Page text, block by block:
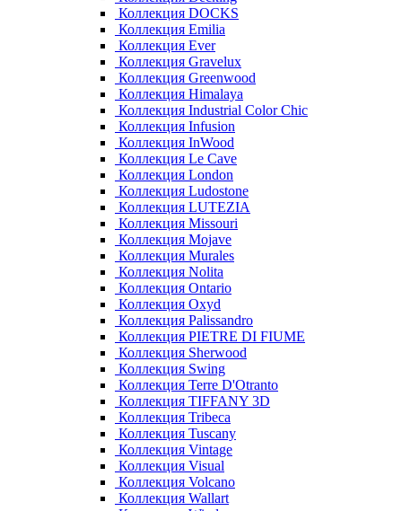
Коллекция DOCKS
Коллекция Emilia
Коллекция Ever
Коллекция Gravelux
Коллекция Greenwood
Коллекция Himalaya
Коллекция Industrial Color Chic
Коллекция Infusion
Коллекция InWood
Коллекция Le Cave
Коллекция London
Коллекция Ludostone
Коллекция LUTEZIA
Коллекция Missouri
Коллекция Mojave
Коллекция Murales
Коллекция Nolita
Коллекция Ontario
Коллекция Oxyd
Коллекция Palissandro
Коллекция PIETRE DI FIUME
Коллекция Sherwood
Коллекция Swing
Коллекция Terre D'Otranto
Коллекция TIFFANY 3D
Коллекция Tribeca
Коллекция Tuscany
Коллекция Vintage
Коллекция Visual
Коллекция Volcano
Коллекция Wallart